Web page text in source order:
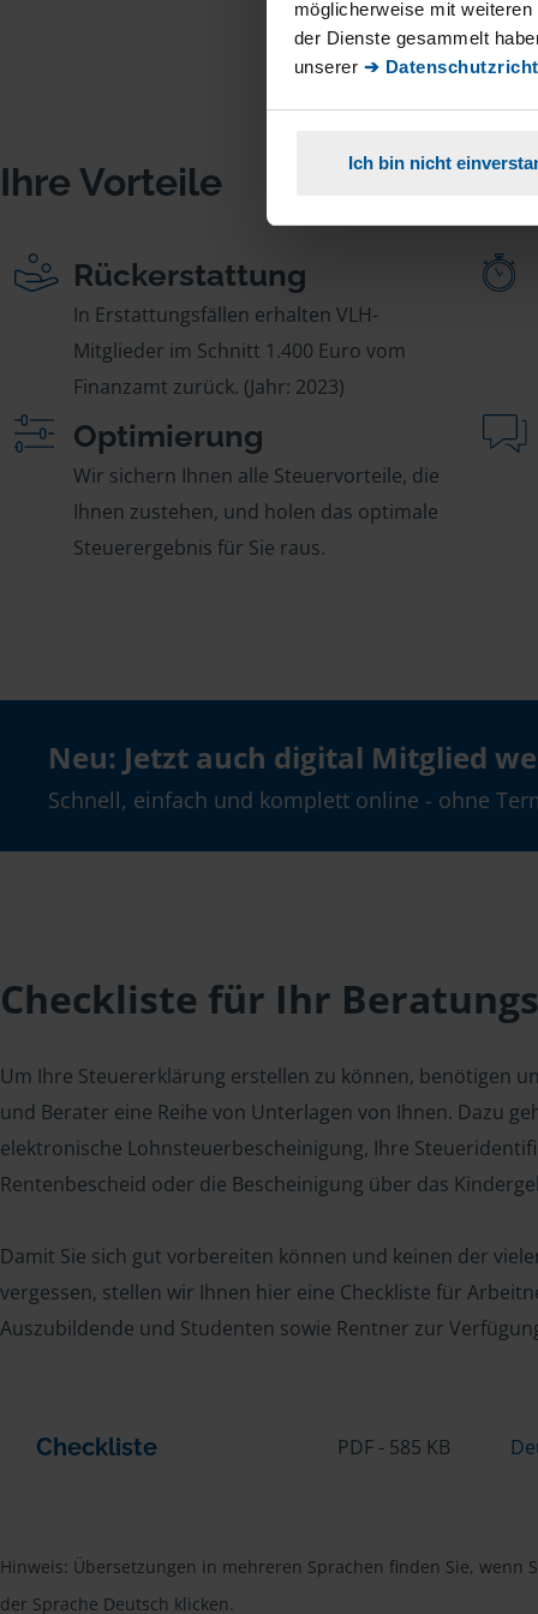
möglicherweise mit
der Dienste gesammelt
unserer ➔
Ich bin nicht
Ihre Vorteile
Rückerstattung
In Erstattungsfällen erhalten VLH-
Mitglieder im Schnitt 1.400 Euro vom
Finanzamt zurück. (Jahr: 2023)
Optimierung
Wir sichern Ihnen alle Steuervorteile, die
Ihnen zustehen, und holen das optimale
Steuerergebnis für Sie raus.
Neu: Jetzt auch digital Mitglied
Schnell, einfach und komplett online - ohne
Checkliste für Ihr
Um Ihre Steuererklärung erstellen zu können, benötigen
und Berater eine Reihe von Unterlagen von Ihnen. Dazu
elektronische Lohnsteuerbescheinigung, Ihre
Rentenbescheid oder die Bescheinigung über das
Damit Sie sich gut vorbereiten können und keinen der
vergessen, stellen wir Ihnen hier eine Checkliste für
Auszubildende und Studenten sowie Rentner zur
Checkliste PDF - 585 KB
Hinweis: Übersetzungen in mehreren Sprachen finden Sie, wenn
der Sprache Deutsch klicken.